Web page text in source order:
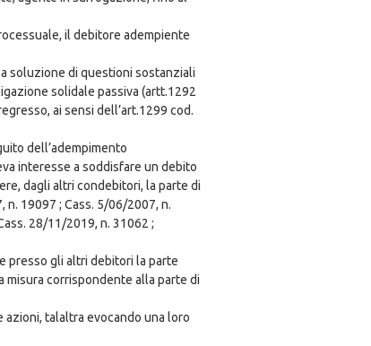
il debitore adempiente
soluzione di questioni sostanziali
solidale passiva (artt.1292
ai sensi dell’art.1299 cod.
dell’adempimento
interesse a soddisfare un debito
dagli altri condebitori, la parte di
n. 19097 ; Cass. 5/06/2007, n.
28/11/2019, n. 31062 ;
presso gli altri debitori la parte
corrispondente alla parte di
talaltra evocando una loro